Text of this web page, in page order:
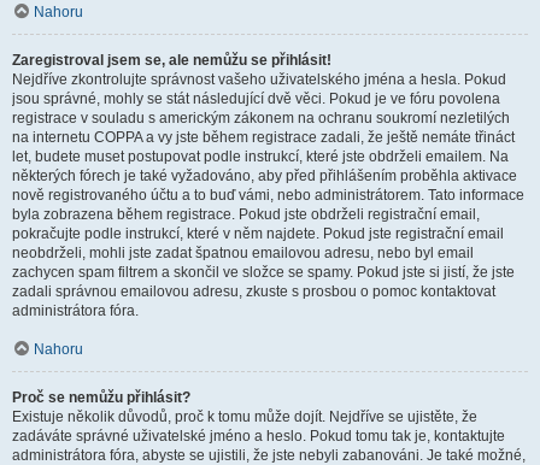
Nahoru
Zaregistroval jsem se, ale nemůžu se přihlásit!
Nejdříve zkontrolujte správnost vašeho uživatelského jména a hesla. Pokud
jsou správné, mohly se stát následující dvě věci. Pokud je ve fóru povolena
registrace v souladu s americkým zákonem na ochranu soukromí nezletilých
na internetu COPPA a vy jste během registrace zadali, že ještě nemáte třináct
let, budete muset postupovat podle instrukcí, které jste obdrželi emailem. Na
některých fórech je také vyžadováno, aby před přihlášením proběhla aktivace
nově registrovaného účtu a to buď vámi, nebo administrátorem. Tato informace
byla zobrazena během registrace. Pokud jste obdrželi registrační email,
pokračujte podle instrukcí, které v něm najdete. Pokud jste registrační email
neobdrželi, mohli jste zadat špatnou emailovou adresu, nebo byl email
zachycen spam filtrem a skončil ve složce se spamy. Pokud jste si jistí, že jste
zadali správnou emailovou adresu, zkuste s prosbou o pomoc kontaktovat
administrátora fóra.
Nahoru
Proč se nemůžu přihlásit?
Existuje několik důvodů, proč k tomu může dojít. Nejdříve se ujistěte, že
zadáváte správné uživatelské jméno a heslo. Pokud tomu tak je, kontaktujte
administrátora fóra, abyste se ujistili, že jste nebyli zabanováni. Je také možné,